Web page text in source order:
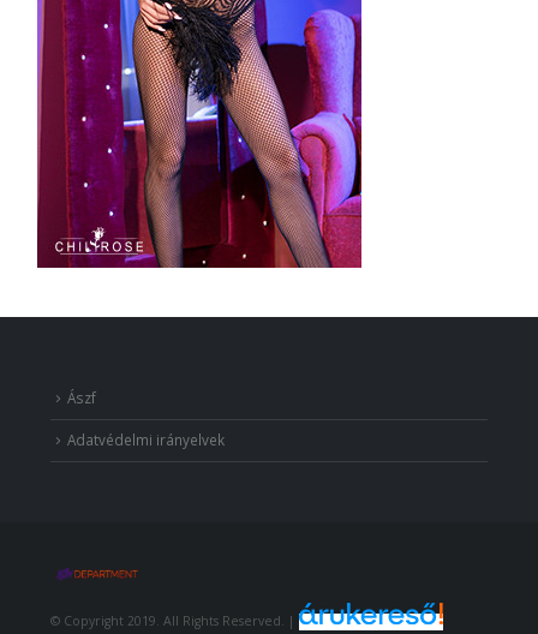
Ászf
Adatvédelmi irányelvek
© Copyright 2019. All Rights Reserved. |